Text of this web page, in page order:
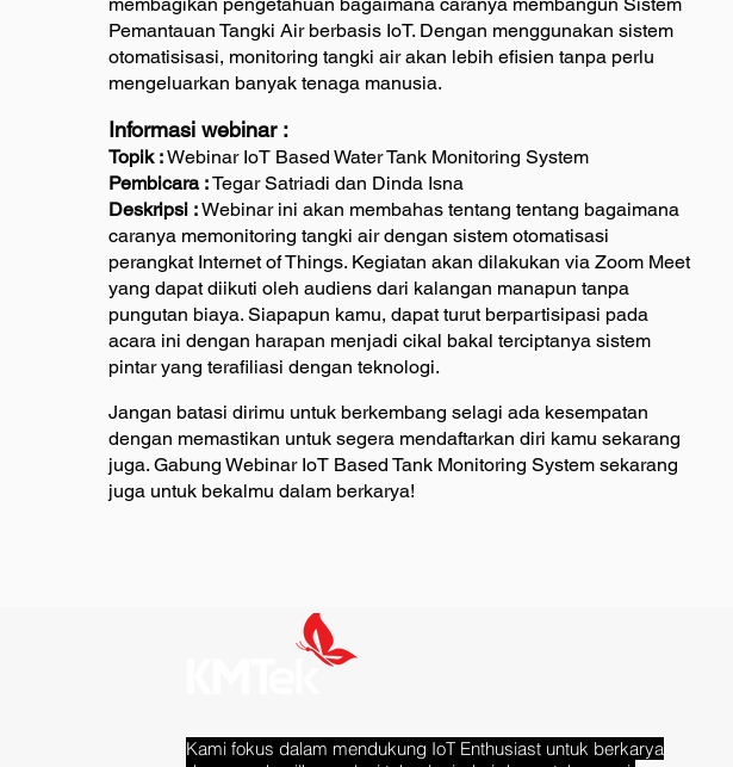
Pemantauan Tangki Air berbasis IoT. Dengan menggunakan sistem
otomatisisasi, monitoring tangki air akan lebih efisien tanpa perlu
mengeluarkan banyak tenaga manusia.
Informasi webinar :
Topik :Webinar IoT Based Water Tank Monitoring System
Pembicara :Tegar Satriadi dan Dinda Isna
Deskripsi :Webinar ini akan membahas tentang tentang bagaimana
caranya memonitoring tangki air dengan sistem otomatisasi
perangkat Internet of Things. Kegiatan akan dilakukan via Zoom Meet
yang dapat diikuti oleh audiens dari kalangan manapun tanpa
pungutan biaya. Siapapun kamu, dapat turut berpartisipasi pada
acara ini dengan harapan menjadi cikal bakal terciptanya sistem
pintar yang terafiliasi dengan teknologi.
Jangan batasi dirimu untuk berkembang selagi ada kesempatan
dengan memastikan untuk segera mendaftarkan diri kamu sekarang
juga. Gabung Webinar IoT Based Tank Monitoring System sekarang
juga untuk bekalmu dalam berkarya!
Kami fokus dalam mendukung IoT Enthusiast untuk berkarya